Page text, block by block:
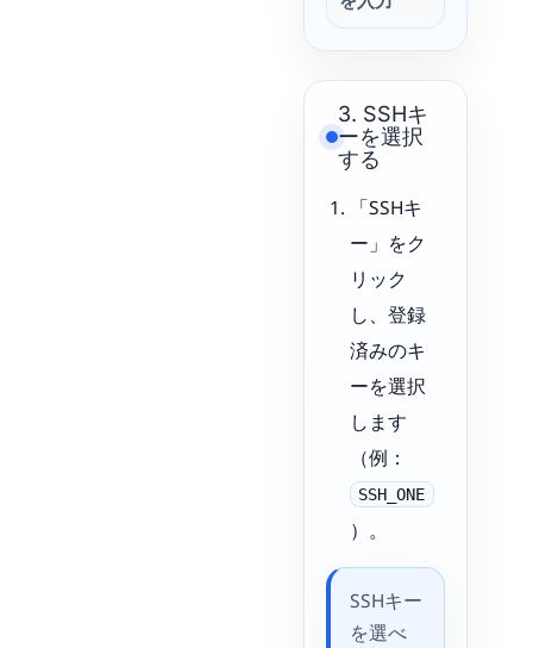
3. SSHキ
ーを選択
する
「SSHキ
ー」をク
リック
し、登録
済みのキ
ーを選択
します
（例：
SSH_ONE
）。
SSHキー
を選べ